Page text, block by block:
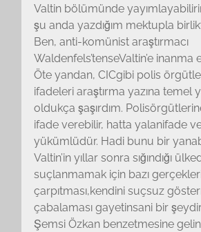
Valtin bölümünde
şu anda yazdığım mektupla
Ben, anti-komünist araştırmacı
Waldenfels’tenseValtin’e inanma
Öte yandan, CICgibi polis
ifadeleri araştırma yazına temel
oldukça şaşırdım.
ifade verebilir, hatta yalanifade
yükümlüdür. Hadi bunu bir
Valtin’in yıllar sonra sığındığı
suçlanmamak için bazı
çarpıtması,kendini suçsuz
çabalaması gayetinsani bir
Şemsi Özkan benzetmesine